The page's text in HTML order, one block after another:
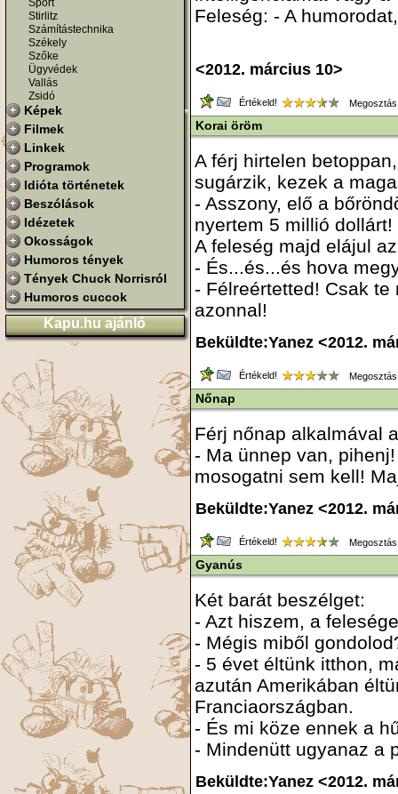
Sport
Stirlitz
Számítástechnika
Székely
Szőke
Ügyvédek
Vallás
Zsidó
Képek
Filmek
Linkek
Programok
Idióta történetek
Beszólások
Idézetek
Okosságok
Humoros tények
Tények Chuck Norrisról
Humoros cuccok
Kapu.hu ajánló
Feleség: - A
<2012. március 10>
Értékeld!
Korai öröm
A férj hirtelen
sugárzik, kezek a
- Asszony, elő a
nyertem 5 millió dollárt!
A feleség majd elájul
- És...és...és hova
- Félreértetted! Csak te
azonnal!
Beküldte:Yanez <2012.
Értékeld!
Nőnap
Férj nőnap alkalmával
- Ma ünnep van,
mosogatni sem kell!
Beküldte:Yanez <2012.
Értékeld!
Gyanús
Két barát beszélget:
- Azt hiszem, a
- Mégis miből
- 5 évet éltünk itthon,
azután Amerikában
Franciaországban.
- És mi köze ennek a
- Mindenütt ugyanaz a
Beküldte:Yanez <2012.